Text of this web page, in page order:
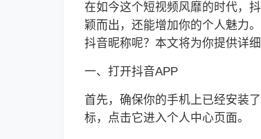
在如今这个短视频风靡的时代，
颖而出，还能增加你的个人魅力
抖音昵称呢？本文将为你提供详
一、打开抖音APP
首先，确保你的手机上已经安装
标，点击它进入个人中心页面。